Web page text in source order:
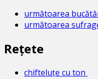
următoarea
următoarea
Rețete
chifteluțe cu ton